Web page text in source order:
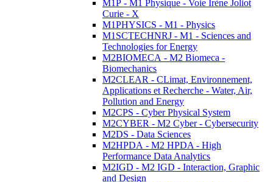
M1P - M1 Physique - Voie Irène Joliot
Curie - X
M1PHYSICS - M1 - Physics
M1SCTECHNRJ - M1 - Sciences and
Technologies for Energy
M2BIOMECA - M2 Biomeca -
Biomechanics
M2CLEAR - CLimat, Environnement,
Applications et Recherche - Water, Air,
Pollution and Energy
M2CPS - Cyber Physical System
M2CYBER - M2 Cyber - Cybersecurity
M2DS - Data Sciences
M2HPDA - M2 HPDA - High
Performance Data Analytics
M2IGD - M2 IGD - Interaction, Graphic
and Design